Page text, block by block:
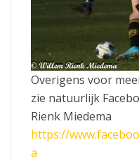
Overigens voor
zie natuurlijk
Rienk Miedema
https://
a